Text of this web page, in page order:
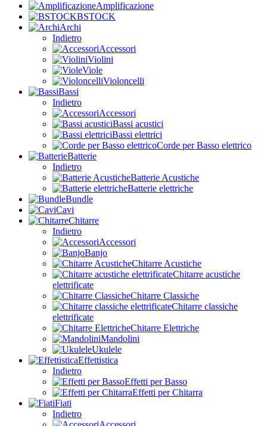
Amplificazione
BSTOCK
Archi
Indietro
Accessori
Violini
Viole
Violoncelli
Bassi
Indietro
Accessori
Bassi acustici
Bassi elettrici
Corde per Basso elettrico
Batterie
Indietro
Batterie Acustiche
Batterie elettriche
Bundle
Cavi
Chitarre
Indietro
Accessori
Banjo
Chitarre Acustiche
Chitarre acustiche
elettrificate
Chitarre Classiche
Chitarre classiche
elettrificate
Chitarre Elettriche
Mandolini
Ukulele
Effettistica
Indietro
Effetti per Basso
Effetti per Chitarra
Fiati
Indietro